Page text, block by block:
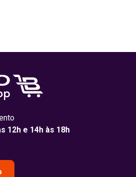
12h e 14h às 18h